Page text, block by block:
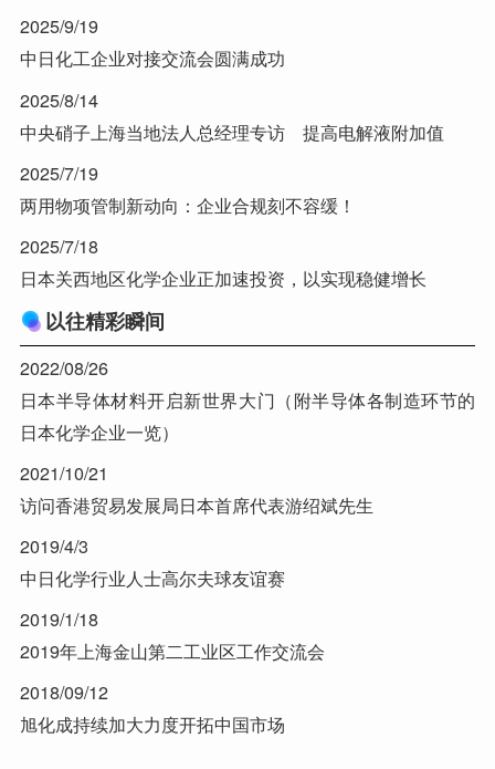
2025/9/19
中日化工企业对接交流会圆满成功
2025/8/14
中央硝子上海当地法人总经理专访 提高电解液附加值
2025/7/19
两用物项管制新动向：企业合规刻不容缓！
2025/7/18
日本关西地区化学企业正加速投资，以实现稳健增长
以往精彩瞬间
2022/08/26
日本半导体材料开启新世界大门（附半导体各制造环节的
日本化学企业一览）
2021/10/21
访问香港贸易发展局日本首席代表游绍斌先生
2019/4/3
中日化学行业人士高尔夫球友谊赛
2019/1/18
2019年上海金山第二工业区工作交流会
2018/09/12
旭化成持续加大力度开拓中国市场